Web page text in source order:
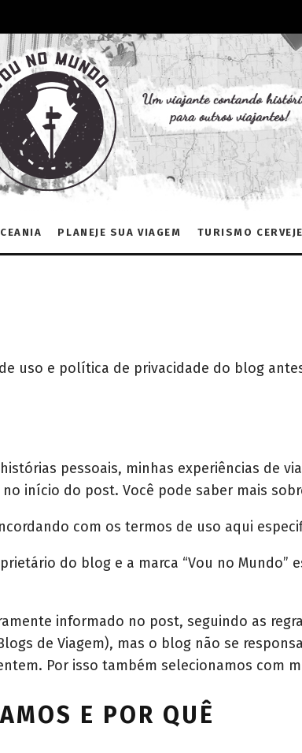
PLANEJE SUA VIAGEM TURISMO
uso e política de privacidade do blog
pessoais, minhas experiências de
início do post. Você pode saber mais
com os termos de uso aqui
do blog e a marca “Vou no Mundo”
informado no post, seguindo as
de Viagem), mas o blog não se
Por isso também selecionamos com
E POR QUÊ